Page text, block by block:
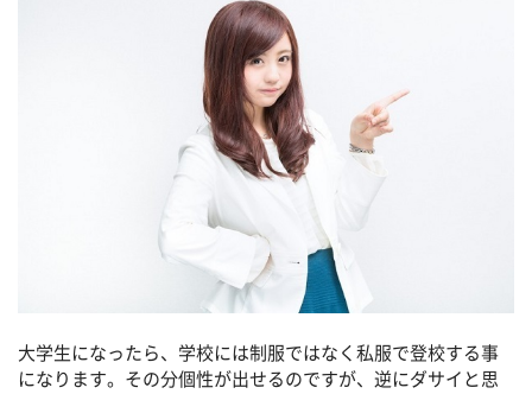
大学生になったら、学校には制服ではなく私服で登校する事
になります。その分個性が出せるのですが、逆にダサイと思